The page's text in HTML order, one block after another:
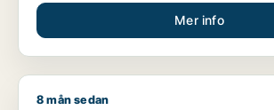
Mer info
Vikas söker kontor, butik, klinik,
8 mån sedan